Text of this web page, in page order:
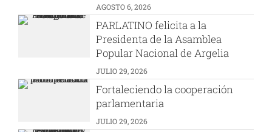
AGOSTO 6, 2026
PARLATINO felicita a la
Presidenta de la Asamblea
Popular Nacional de Argelia
JULIO 29, 2026
Fortaleciendo la cooperación
parlamentaria
JULIO 29, 2026